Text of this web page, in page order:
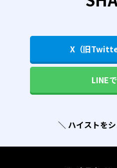
X（旧
LINE
＼ ハイストを